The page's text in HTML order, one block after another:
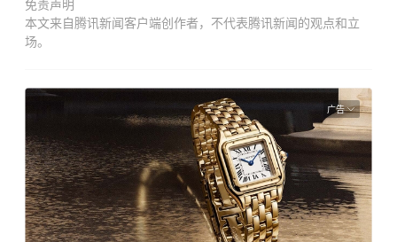
免责声明
本文来自腾讯新闻客户端创作者，不代表腾讯新闻的观点和立
场。
广告